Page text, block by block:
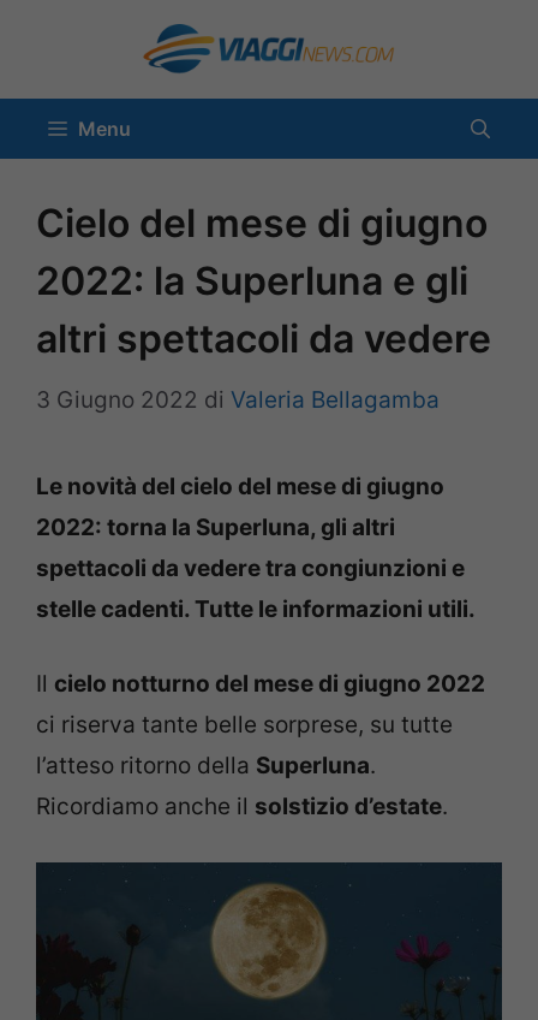
contenuto
Menu
Cielo del mese di giugno
2022: la Superluna e gli
altri spettacoli da vedere
3 Giugno 2022 di Valeria Bellagamba
Le novità del cielo del mese di giugno
2022: torna la Superluna, gli altri
spettacoli da vedere tra congiunzioni e
stelle cadenti. Tutte le informazioni utili.
Il cielo notturno del mese di giugno 2022
ci riserva tante belle sorprese, su tutte
l’atteso ritorno della Superluna.
Ricordiamo anche il solstizio d’estate.